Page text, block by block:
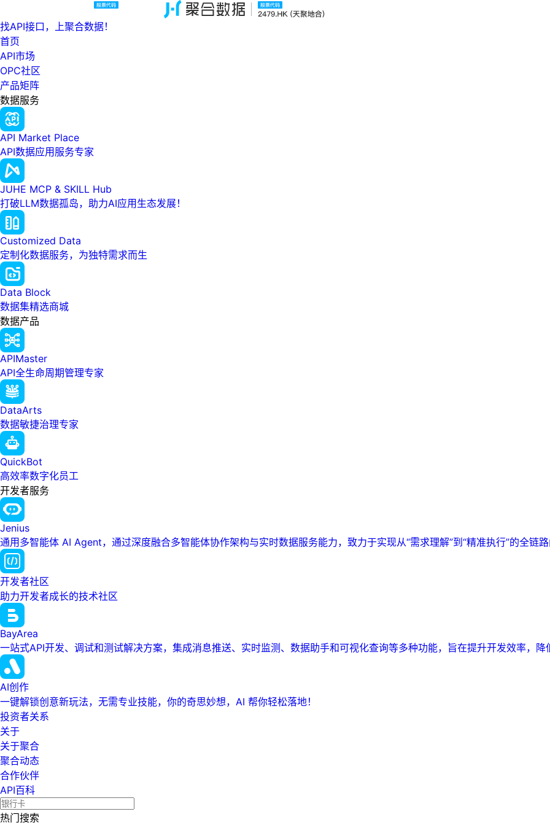
找API接口，上聚合数据！
首页
API市场
OPC社区
产品矩阵
数据服务
API Market Place
API数据应用服务专家
JUHE MCP & SKILL Hub
打破LLM数据孤岛，助力AI应用生态发展！
Customized Data
定制化数据服务，为独特需求而生
Data Block
数据集精选商城
数据产品
APIMaster
API全生命周期管理专家
DataArts
数据敏捷治理专家
QuickBot
高效率数字化员工
开发者服务
Jenius
通用多智能体 AI Agent，通过深度融合多智能体协作架构与实时数据服务能力，致力于实现从“需求理解”到“精准执行”的全链
开发者社区
助力开发者成长的技术社区
BayArea
一站式API开发、调试和测试解决方案，集成消息推送、实时监测、数据助手和可视化查询等多种功能，旨在提升开发效率，降
AI创作
一键解锁创意新玩法，无需专业技能，你的奇思妙想，AI 帮你轻松落地！
投资者关系
关于
关于聚合
聚合动态
合作伙伴
API百科
热门搜索